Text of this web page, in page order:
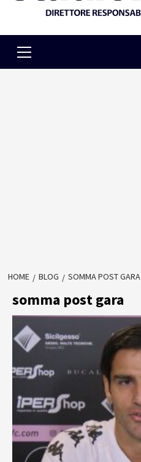
Menu
HOME BLOG SOMMA POST GARA
somma post gara